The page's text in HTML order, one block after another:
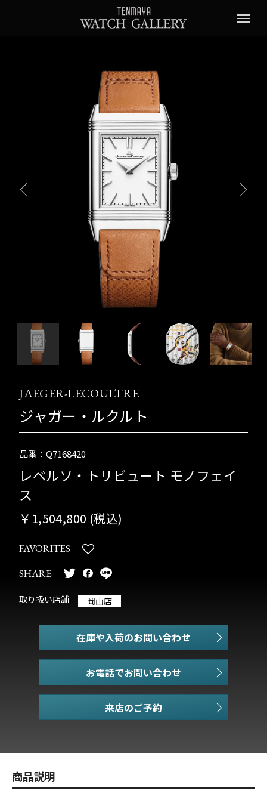
JAEGER-LECOULTRE
ジャガー・ルクルト
品番：Q7168420
レベルソ・トリビュート モノフェイ
ス
￥1,504,800 (税込)
FAVORITES
SHARE
取り扱い店舗 岡山店
在庫や入荷のお問い合わせ
お電話でお問い合わせ
商品説明